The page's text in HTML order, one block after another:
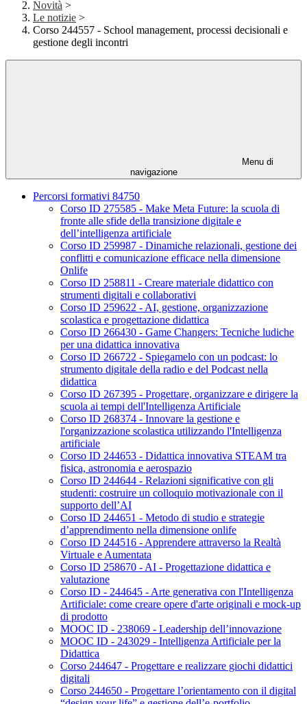
Novità >
Le notizie >
Corso 244557 - School management, processi decisionali e
gestione degli incontri
Menu di
navigazione
Percorsi formativi 84750
Corso ID 275585 - Make Meta Future: la scuola di
fronte alle sfide della transizione digitale e
dell’intelligenza artificiale
Corso ID 259987 - Dinamiche relazionali, gestione dei
conflitti e comunicazione efficace nella dimensione
Onlife
Corso ID 258811 - Creare materiale didattico con
strumenti digitali e collaborativi
Corso ID 259622 - AI, gestione, organizzazione
scolastica e progettazione didattica
Corso ID 266430 - Game Changers: Tecniche ludiche
per una didattica innovativa
Corso ID 266722 - Spiegamelo con un podcast: lo
strumento digitale della radio e del Podcast nella
didattica
Corso ID 267395 - Progettare, organizzare e dirigere la
scuola ai tempi dell'Intelligenza Artificiale
Corso ID 268374 - Innovare la gestione e
l'organizzazione scolastica utilizzando l'Intelligenza
artificiale
Corso ID 244653 - Didattica innovativa STEAM tra
fisica, astronomia e aerospazio
Corso ID 244644 - Relazioni significative con gli
studenti: costruire un colloquio motivazionale con il
supporto dell’AI
Corso ID 244651 - Metodo di studio e strategie
d’apprendimento nella dimensione onlife
Corso ID 244516 - Apprendere attraverso la Realtà
Virtuale e Aumentata
Corso ID 258670 - AI - Progettazione didattica e
valutazione
Corso ID - 244645 - Arte generativa con l'Intelligenza
Artificiale: come creare opere d'arte originali e mock-up
di prodotto
MOOC ID - 238069 - Leadership dell’innovazione
MOOC ID - 243029 - Intelligenza Artificiale per la
Didattica
Corso 244647 - Progettare e realizzare giochi didattici
digitali
Corso 244650 - Progettare l’orientamento con il digital